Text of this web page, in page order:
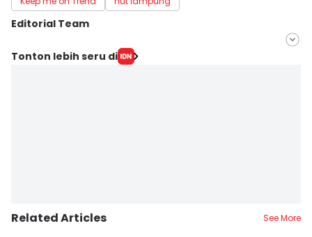
Editorial Team
Editor
Tonton lebih seru di
Related Articles See More